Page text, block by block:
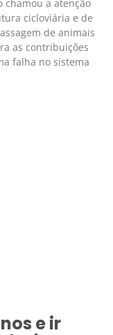
chamou a atenção
cicloviária e de
de animais
as contribuições
falha no sistema
e ir